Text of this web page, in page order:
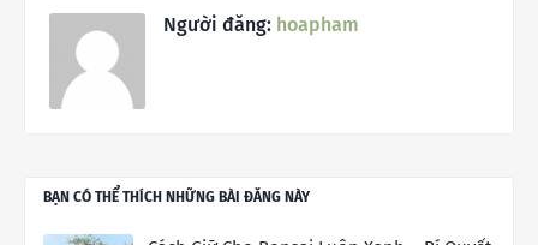
Người đăng: hoapham
BẠN CÓ THỂ THÍCH NHỮNG BÀI ĐĂNG NÀY